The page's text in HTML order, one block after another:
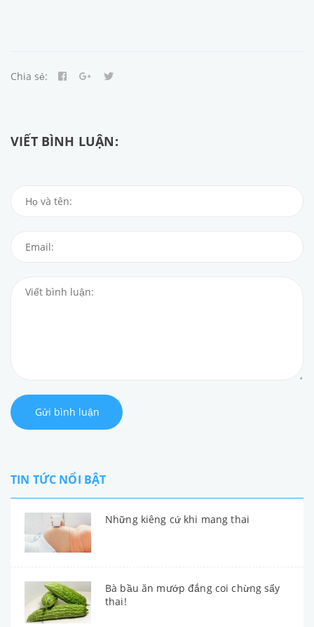
Chia sẻ:
VIẾT BÌNH LUẬN:
Gửi bình luận
TIN TỨC NỔI BẬT
Những kiêng cứ khi mang thai
Bà bầu ăn mướp đắng coi chừng sẩy
thai!